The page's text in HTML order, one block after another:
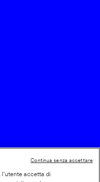
l'utente accetta di
Continua senza accettare